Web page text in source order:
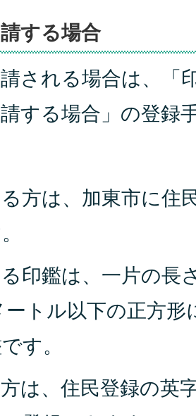
する場合
される場合は、「
する場合」の登録
方は、加東市に住
印鑑は、一片の長
トル以下の正方形
す。
は、住民登録の英